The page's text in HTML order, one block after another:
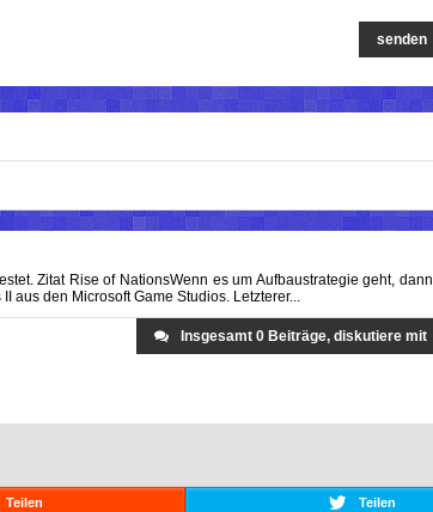
senden
Zitat Rise of NationsWenn es um Aufbaustrategie geht, dann
aus den Microsoft Game Studios. Letzterer...
Insgesamt 0 Beiträge, diskutiere mit
Teilen Teilen